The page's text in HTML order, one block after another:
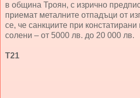
в община Троян, с изрично
приемат металните отпадъци от
се, че санкциите при
солени – от 5000 лв. до 20 000 лв.
Т21